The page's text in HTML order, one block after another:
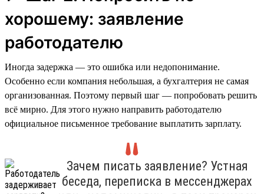
хорошему: заявление
работодателю
Иногда задержка — это ошибка или недопонимание.
Особенно если компания небольшая, а бухгалтерия не самая
организованная. Поэтому первый шаг — попробовать решить
всё мирно. Для этого нужно направить работодателю
официальное письменное требование выплатить зарплату.
Зачем писать заявление? Устная
беседа, переписка в мессенджерах